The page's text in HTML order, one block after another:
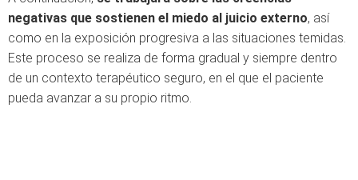
negativas que sostienen el miedo al juicio externo, así
como en la exposición progresiva a las situaciones temidas.
Este proceso se realiza de forma gradual y siempre dentro
de un contexto terapéutico seguro, en el que el paciente
pueda avanzar a su propio ritmo.